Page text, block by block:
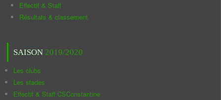
Effectif & Staff
Résultats & classement
SAISON 2019/2020
Les clubs
Les stades
Effectif & Staff CSConstantine